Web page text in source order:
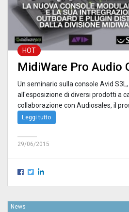
HOT
MidiWare Pro Audio
Un seminario sulla console Avid
all'esposizione di diversi prodotti a
collaborazione con Audiosales, il
Leggi tutto
29/06/2015
News